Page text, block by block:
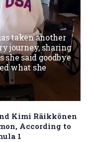
taken another
journey, sharing
said goodbye
what she
Kimi Räikkönen
According to
1